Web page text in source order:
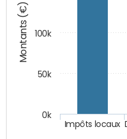
Montants (€)
Impôts locaux
0k
50k
100k